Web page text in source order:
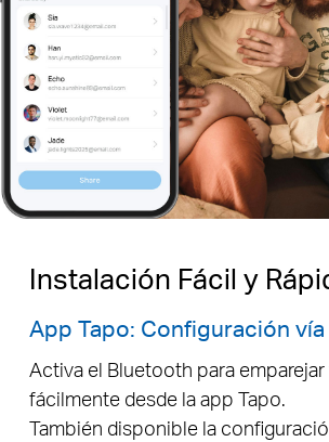
Instalación Fácil y
App Tapo: Configuración
Activa el Bluetooth para
fácilmente desde la app Tapo.
También disponible la